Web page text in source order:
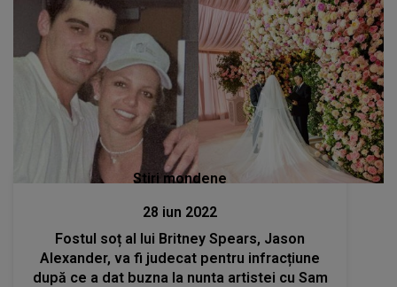
Stiri mondene
28 iun 2022
Fostul soț al lui Britney Spears, Jason
Alexander, va fi judecat pentru infracțiune
după ce a dat buzna la nunta artistei cu Sam